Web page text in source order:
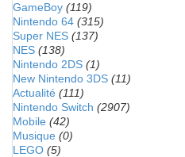
GameBoy (119)
Nintendo 64 (315)
Super NES (137)
NES (138)
Nintendo 2DS (1)
New Nintendo 3DS (11)
Actualité (111)
Nintendo Switch (2907)
Mobile (42)
Musique (0)
LEGO (5)